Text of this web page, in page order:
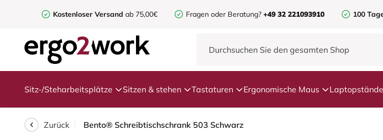
Kostenloser Versand ab 75,00€ Fragen oder Beratung? +49 32 221093910 100
Sitz-/Steharbeitsplätze Sitzen & stehen Tastaturen Ergonomische Maus
Zurück Bento® Schreibtischschrank 503 Schwarz